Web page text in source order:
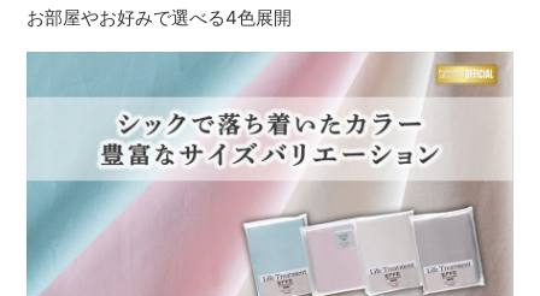
お部屋やお好みで選べる4色展開